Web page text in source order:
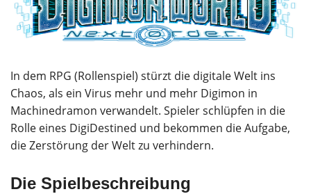
In dem RPG (Rollenspiel) stürzt die digitale Welt ins
Chaos, als ein Virus mehr und mehr Digimon in
Machinedramon verwandelt. Spieler schlüpfen in die
Rolle eines DigiDestined und bekommen die Aufgabe,
die Zerstörung der Welt zu verhindern.
Die Spielbeschreibung